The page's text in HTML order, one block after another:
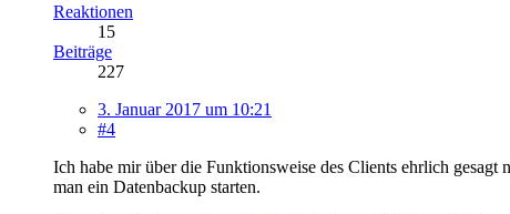
Reaktionen
15
Beiträge
227
3. Januar 2017 um 10:21
#4
Ich habe mir über die Funktionsweise des Clients ehrlich
man ein Datenbackup starten.